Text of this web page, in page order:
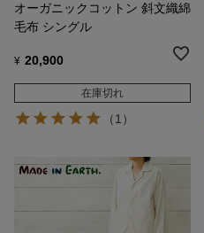
オーガニックコットン 斜文織綿
毛布 シングル
¥ 20,900
在庫切れ
（1）